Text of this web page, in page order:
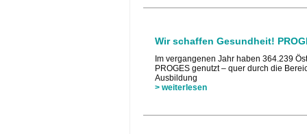
Wir schaffen Gesundheit!
Im vergangenen Jahr haben 364.239
PROGES genutzt – quer durch die
Ausbildung
> weiterlesen